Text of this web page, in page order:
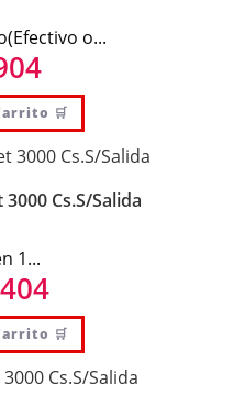
o...
🛒
Cs.S/Salida
1...
🛒